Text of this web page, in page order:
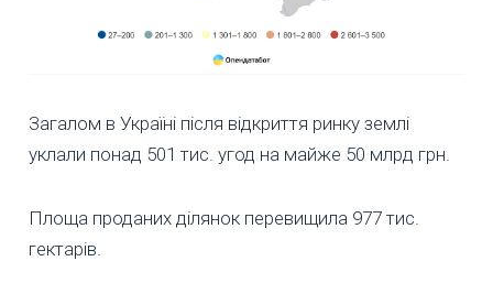
Загалом в Україні після відкриття ринку землі
уклали понад 501 тис. угод на майже 50 млрд грн.
Площа проданих ділянок перевищила 977 тис.
гектарів.